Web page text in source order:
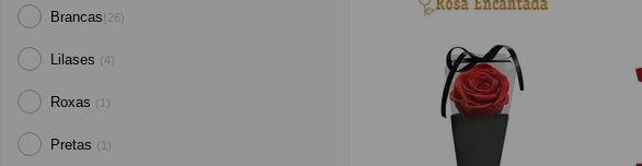
Brancas(26)
Lilases (4)
Roxas (1)
Pretas (1)